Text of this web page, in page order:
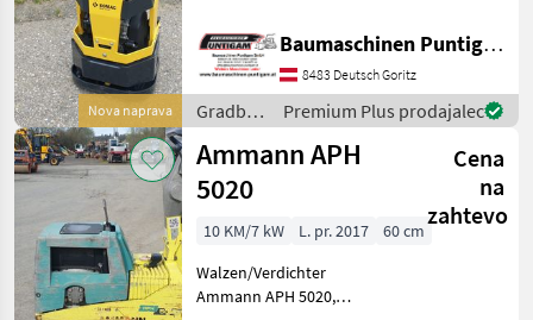
Nova naprava
Referenznummer: 3938
Baumaschinen Puntigam
GmbH Unser Spezialgebiet:
Ankauf - Verkauf -
Baumaschinen Puntigam GmbH
8483 Deutsch Goritz
Gradbeni
stroji /
Bomag
Premium Plus prodajalec
Ammann APH
5020
Cena
na
zahtevo
10 KM/7 kW L. pr. 2017
60 cm
Walzen/Verdichter
Ammann APH 5020,